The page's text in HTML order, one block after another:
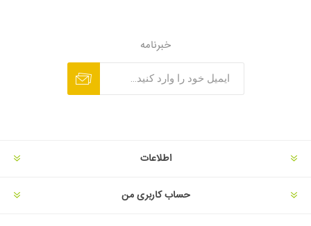
خبرنامه
اطلاعات
حساب کاربری من